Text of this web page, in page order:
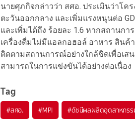
นายศุภกิจกล่าวว่า สศอ. ประเมินว่าโ
ตะวันออกกลาง และเพิ่มแรงหนุนต่อ
และเพิ่มได้ถึง ร้อยละ 1.6 หากสถานก
เครื่องดื่มไม่มีแอลกอฮอล์ อาหาร สิน
ติดตามสถานการณ์อย่างใกล้ชิดเพื่อเ
สามารถในการแข่งขันได้อย่างต่อเนื่อง
Tag
#สศอ. #MPI #ดัชนีผลผลิตอุตสาหกร